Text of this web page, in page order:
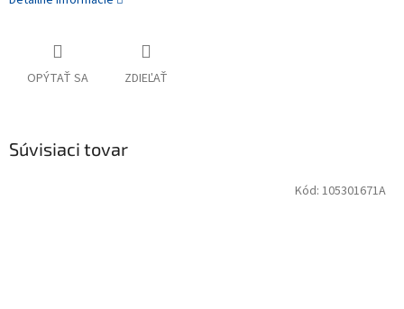
OPÝTAŤ SA ZDIEĽAŤ
Súvisiaci tovar
Kód: 105301671A